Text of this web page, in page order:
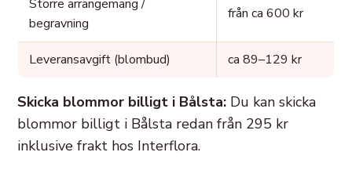
Större arrangemang /
begravning
från ca 600 kr
Leveransavgift (blombud) ca 89–129 kr
Skicka blommor billigt i Bålsta: Du kan skicka
blommor billigt i Bålsta redan från 295 kr
inklusive frakt hos Interflora.